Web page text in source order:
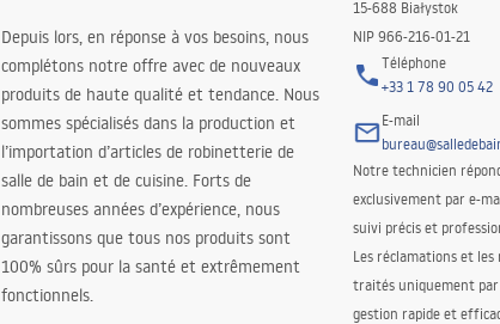
Depuis lors, en réponse à vos besoins, nous
complétons notre offre avec de nouveaux
produits de haute qualité et tendance. Nous
sommes spécialisés dans la production et
l’importation d’articles de robinetterie de
salle de bain et de cuisine. Forts de
nombreuses années d’expérience, nous
garantissons que tous nos produits sont
100% sûrs pour la santé et extrêmement
fonctionnels.
15-688 Białystok
NIP 966-216-01-21
Téléphone
+33 1 78 90 05 42
E-mail
Notre technicien
exclusivement par e-
suivi précis et
Les réclamations et
traités uniquement
gestion rapide et